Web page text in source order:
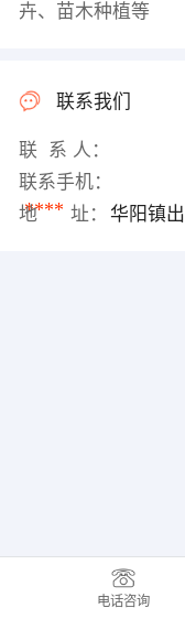
卉、苗木种植等
联系我们
联 系 人：
联系手机：
****
地 址： 华阳镇
电话咨询